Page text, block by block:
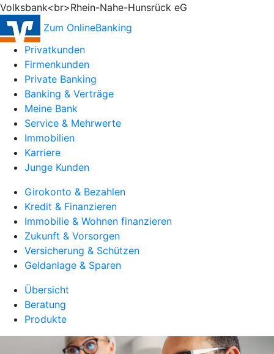
Volksbank<br>Rhein-Nahe-Hunsrück eG
Zum OnlineBanking
Privatkunden
Firmenkunden
Private Banking
Banking & Verträge
Meine Bank
Service & Mehrwerte
Immobilien
Karriere
Junge Kunden
Girokonto & Bezahlen
Kredit & Finanzieren
Immobilie & Wohnen finanzieren
Zukunft & Vorsorgen
Versicherung & Schützen
Geldanlage & Sparen
Übersicht
Beratung
Produkte